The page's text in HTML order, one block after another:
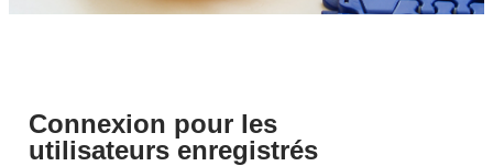
Connexion pour les
utilisateurs enregistrés